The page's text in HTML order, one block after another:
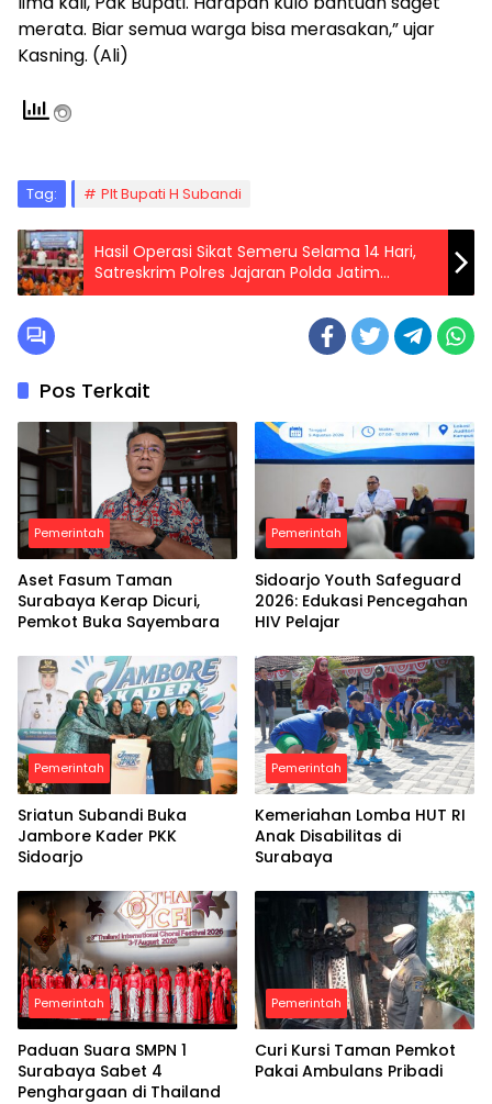
merata. Biar semua warga bisa merasakan,” ujar
Kasning. (Ali)
Tag: Plt Bupati H Subandi
Hasil Operasi Sikat Semeru Selama 14 Hari,
Satreskrim Polres Jajaran Polda Jatim
Ungkap 1.380 Kasus Dan Amankan 1.120
Pos Terkait
Pemerintah
Aset Fasum Taman
Surabaya Kerap Dicuri,
Pemkot Buka Sayembara
Pemerintah
Sidoarjo Youth Safeguard
2026: Edukasi Pencegahan
HIV Pelajar
Pemerintah
Sriatun Subandi Buka
Jambore Kader PKK
Sidoarjo
Pemerintah
Kemeriahan Lomba HUT RI
Anak Disabilitas di
Surabaya
Pemerintah
Paduan Suara SMPN 1
Surabaya Sabet 4
Penghargaan di Thailand
Pemerintah
Curi Kursi Taman Pemkot
Pakai Ambulans Pribadi